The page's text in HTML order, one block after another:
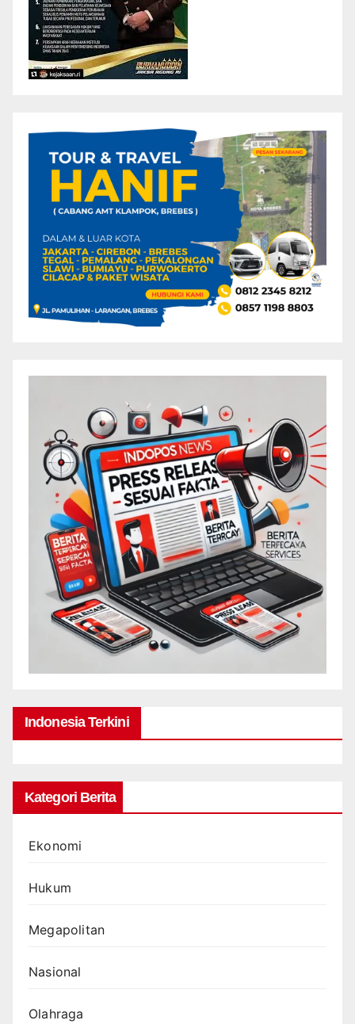
Indonesia Terkini
Kategori Berita
Ekonomi
Hukum
Megapolitan
Nasional
Olahraga